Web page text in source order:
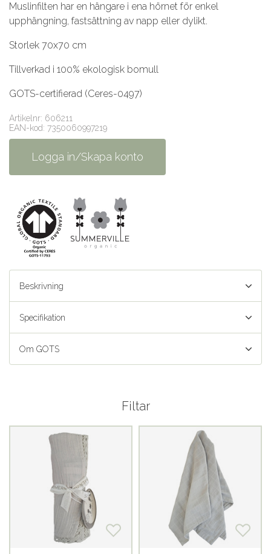
Muslinfilten har en hängare i ena hörnet för enkel
upphängning, fastsättning av napp eller dylikt.
Storlek 70x70 cm
Tillverkad i 100% ekologisk bomull
GOTS-certifierad (Ceres-0497)
Artikelnr: 606211
EAN-kod: 7350060997219
Logga in/Skapa konto
Beskrivning
Specifikation
Om GOTS
Filtar